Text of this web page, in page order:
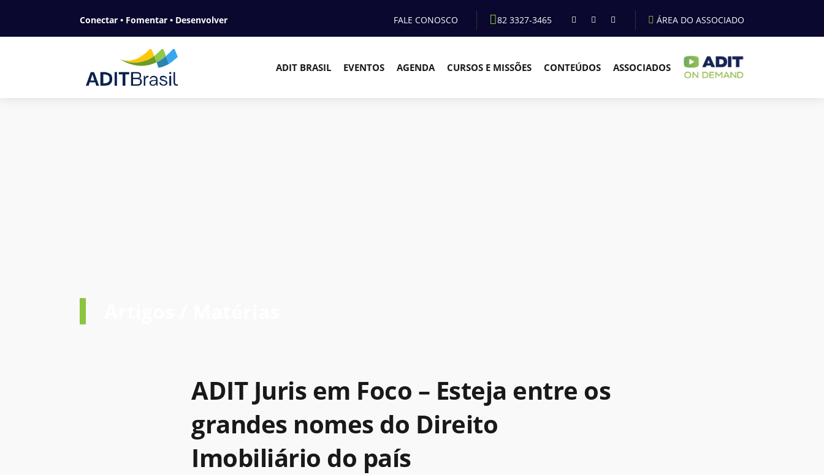
Conectar • Fomentar • Desenvolver FALE CONOSCO 82 3327-3465 ÁREA DO ASSOCIADO
ADIT BRASIL EVENTOS AGENDA CURSOS E MISSÕES CONTEÚDOS ASSOCIADOS
ADIT Juris em Foco – Esteja entre os
grandes nomes do Direito
Imobiliário do país